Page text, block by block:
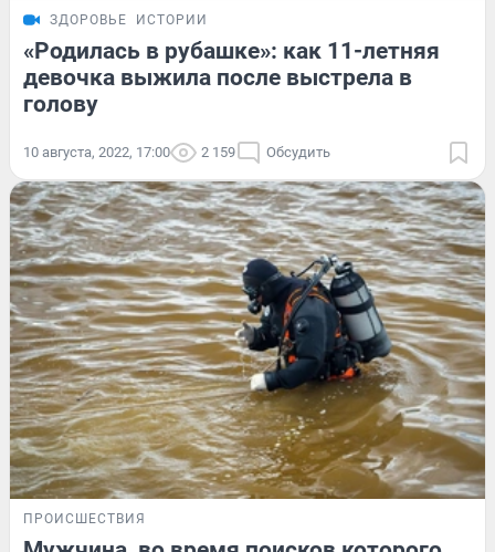
ЗДОРОВЬЕ ИСТОРИИ
«Родилась в рубашке»: как 11-летняя
девочка выжила после выстрела в
голову
10 августа, 2022, 17:00 2 159 Обсудить
ПРОИСШЕСТВИЯ